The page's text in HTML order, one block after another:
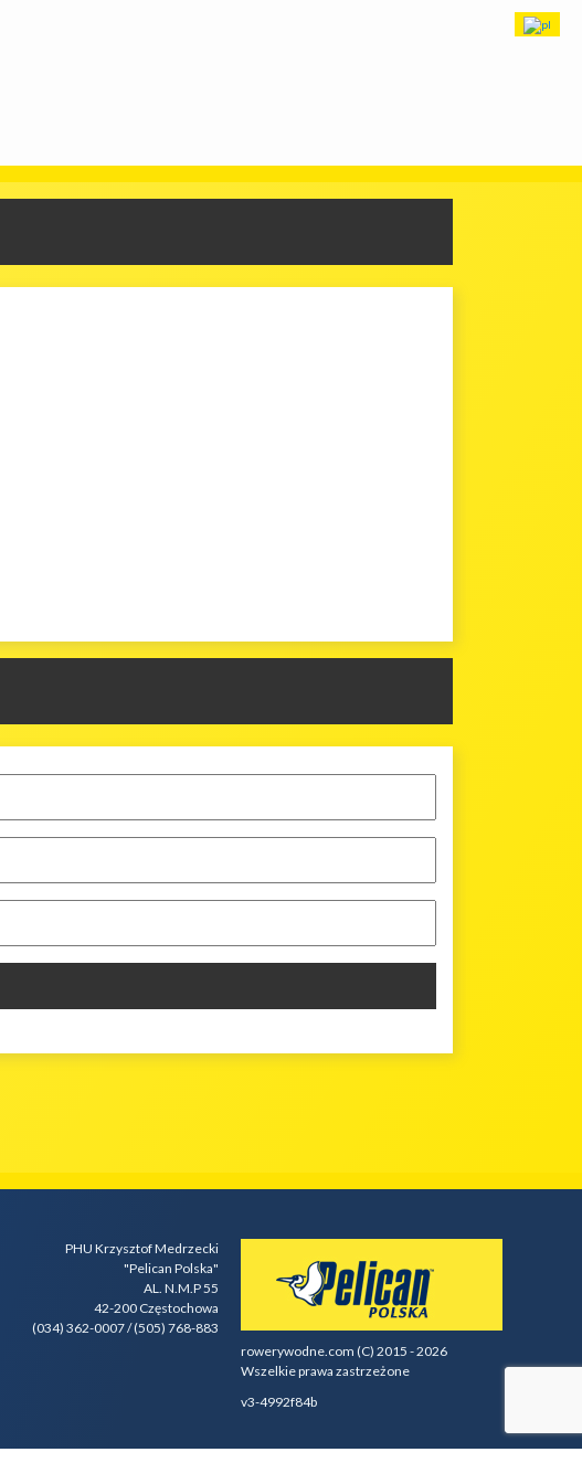
PHU Krzysztof Medrzecki
"Pelican Polska"
AL. N.M.P 55
42-200 Częstochowa
(034) 362-0007 / (505) 768-883
rowerywodne.com (C) 2015 - 2026
Wszelkie prawa zastrzeżone
v3-4992f84b